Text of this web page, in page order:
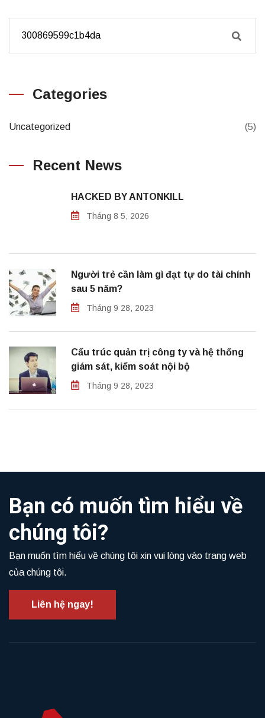
Categories
Uncategorized (5)
Recent News
HACKED BY ANTONKILL
Tháng 8 5, 2026
Người trẻ cần làm gì đạt tự do tài chính
sau 5 năm?
Tháng 9 28, 2023
Cấu trúc quản trị công ty và hệ thống
giám sát, kiểm soát nội bộ
Tháng 9 28, 2023
Bạn có muốn tìm hiểu về
chúng tôi?
Bạn muốn tìm hiểu về chúng tôi xin vui lòng vào trang web
của chúng tôi.
Liên hệ ngay!